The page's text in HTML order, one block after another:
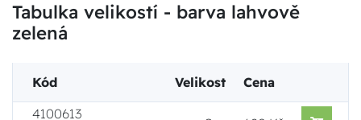
Tabulka velikostí - barva lahvově
zelená
Kód Velikost
Cena
4100613